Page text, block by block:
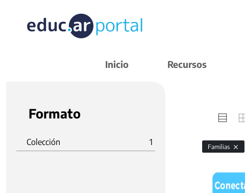
Inicio Recursos
Formato
Colección 1 Familias